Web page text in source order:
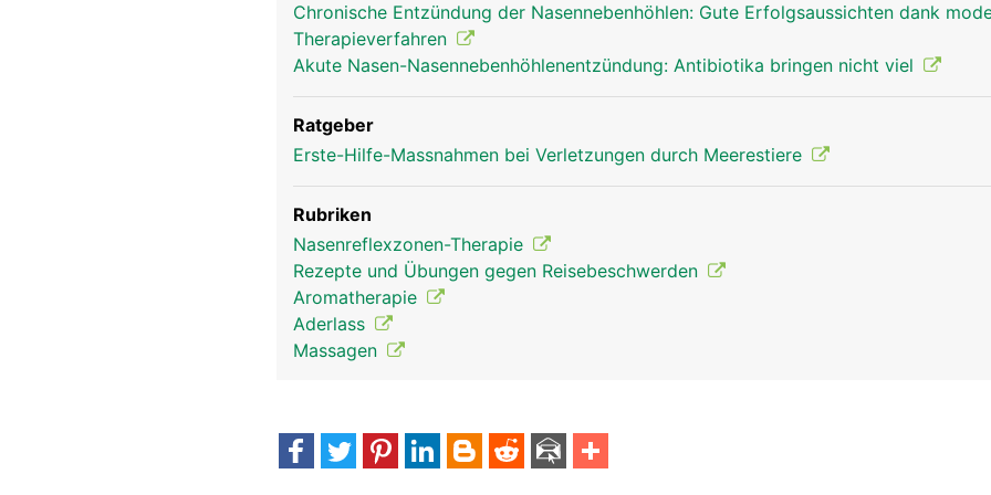
Nase Mann
Chronische Entzündung der Nasennebenhöhlen: Gute Erfolgsaussichten dank
Therapieverfahren
Akute Nasen-Nasennebenhöhlenentzündung: Antibiotika bringen nicht viel
Ratgeber
Erste-Hilfe-Massnahmen bei Verletzungen durch Meerestiere
Rubriken
Nasenreflexzonen-Therapie
Rezepte und Übungen gegen Reisebeschwerden
Aromatherapie
Aderlass
Massagen